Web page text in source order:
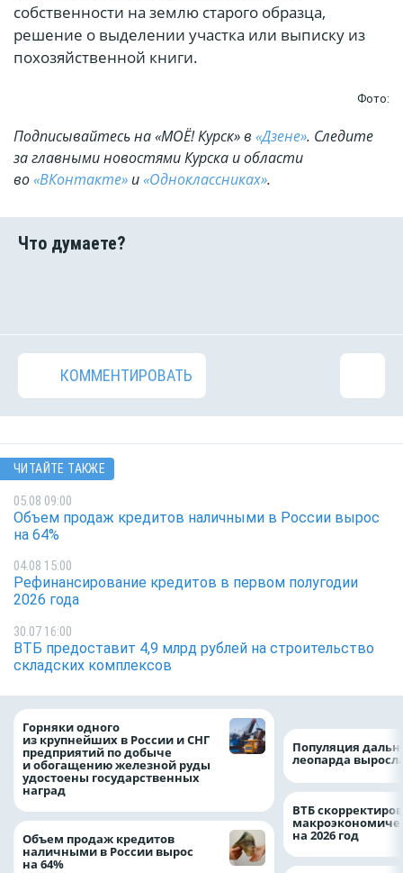
собственности на землю старого образца,
решение о выделении участка или выписку из
похозяйственной книги.
Фото:
Подписывайтесь на «МОЁ! Курск» в «Дзене». Cледите
за главными новостями Курска и области
во«ВКонтакте» и«Одноклассниках».
КОММЕНТИРОВАТЬ
ЧИТАЙТЕ ТАКЖЕ
05.08 09:00
Объем продаж кредитов наличными в России вырос
на 64%
04.08 15:00
Рефинансирование кредитов в первом полугодии
2026 года
30.07 16:00
ВТБ предоставит 4,9 млрд рублей на строительство
складских комплексов
Горняки одного
из крупнейших в России и СНГ
предприятий по добыче
и обогащению железной руды
удостоены государственных
наград
Объем продаж кредитов
наличными в России вырос
на 64%
Популяция
леопарда
ВТБ
на 2026 год